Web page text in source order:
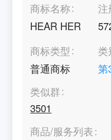
商标名称
HEAR HER
注
商标类型
普通商标
类
第
类似群
3501
商品/服务列表